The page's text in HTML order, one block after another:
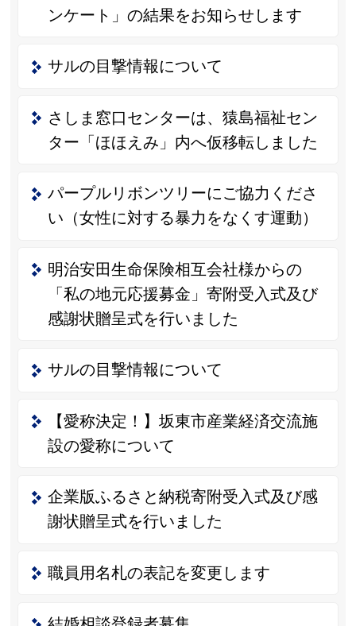
ンケート」の結果をお知らせします
サルの目撃情報について
さしま窓口センターは、猿島福祉セン
ター「ほほえみ」内へ仮移転しました
パープルリボンツリーにご協力くださ
い（女性に対する暴力をなくす運動）
明治安田生命保険相互会社様からの
「私の地元応援募金」寄附受入式及び
感謝状贈呈式を行いました
サルの目撃情報について
【愛称決定！】坂東市産業経済交流施
設の愛称について
企業版ふるさと納税寄附受入式及び感
謝状贈呈式を行いました
職員用名札の表記を変更します